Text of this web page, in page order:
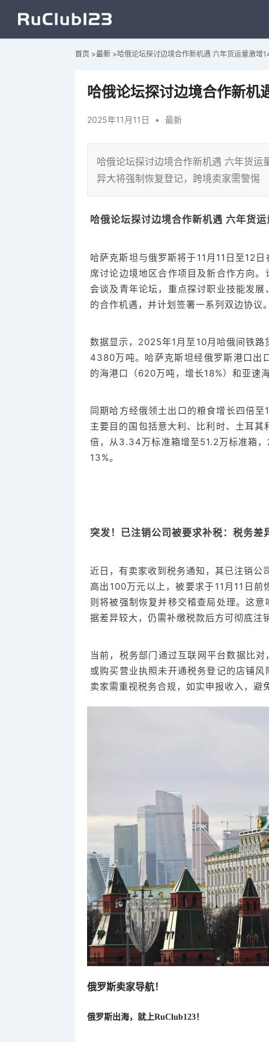
首页 >最新 >哈俄论坛探讨边境合作新机遇 六年货运量激增
哈俄论坛探讨边境合作新机
2025年11月11日 • 最新
哈俄论坛探讨边境合作新机遇 六年货运
异大将强制恢复登记，跨境卖家需警惕
哈俄论坛探讨边境合作新机遇 六年货
哈萨克斯坦与俄罗斯将于11月11日至12
席讨论边境地区合作项目及新合作方向
会谈及青年论坛，重点探讨职业技能发
的合作机遇，并计划签署一系列双边协议
数据显示，2025年1月至10月哈俄间铁
4380万吨。哈萨克斯坦经俄罗斯港口出
的海港口（620万吨，增长18%）和亚
同期哈方经俄领土出口的粮食增长四倍
主要目的国包括意大利、比利时、土耳
倍，从3.34万标准箱增至51.2万标准箱
13%。
突发！已注销公司被要求补税：税务
近日，有卖家收到税务通知，其已注销
高出100万元以上，被要求于11月11日
则将被强制恢复并移交稽查局处理。这
据差异较大，仍需补缴税款后方可彻底注
当前，税务部门通过互联网平台数据比
或购买营业执照未开通税务登记的店铺
卖家需重视税务合规，如实申报收入，避
俄罗斯卖家导航！
俄罗斯出海，就上RuClub123！